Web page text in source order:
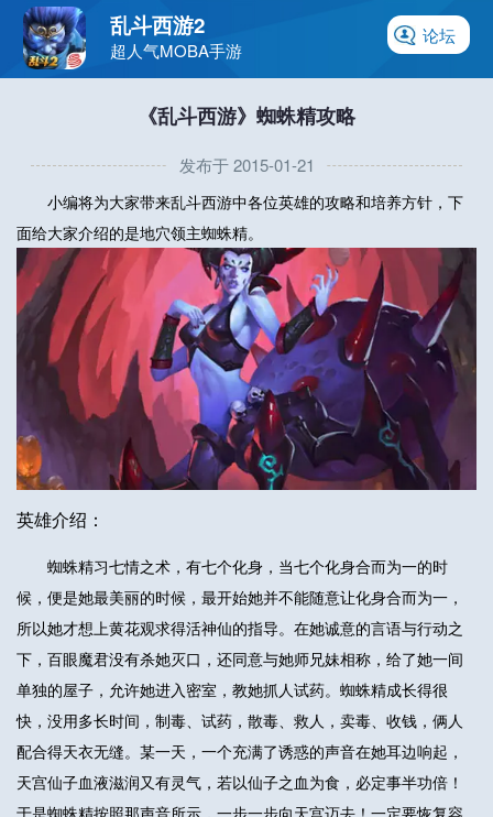
论坛
乱斗西游2
超人气MOBA手游
《乱斗西游》蜘蛛精攻略
发布于 2015-01-21
小编将为大家带来乱斗西游中各位英雄的攻略和培养方针，下
面给大家介绍的是地穴领主蜘蛛精。
英雄介绍：
蜘蛛精习七情之术，有七个化身，当七个化身合而为一的时
候，便是她最美丽的时候，最开始她并不能随意让化身合而为一，
所以她才想上黄花观求得活神仙的指导。在她诚意的言语与行动之
下，百眼魔君没有杀她灭口，还同意与她师兄妹相称，给了她一间
单独的屋子，允许她进入密室，教她抓人试药。蜘蛛精成长得很
快，没用多长时间，制毒、试药，散毒、救人，卖毒、收钱，俩人
配合得天衣无缝。某一天，一个充满了诱惑的声音在她耳边响起，
天宫仙子血液滋润又有灵气，若以仙子之血为食，必定事半功倍！
于是蜘蛛精按照那声音所示，一步一步向天宫迈去！一定要恢复容